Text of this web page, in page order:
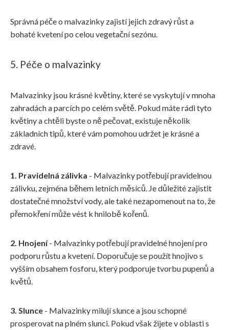
Správná péče o malvazinky zajistí jejich zdravý růst a
bohaté kvetení po celou vegetační sezónu.
5. Péče o malvazinky
Malvazinky jsou krásné květiny, které se vyskytují v mnoha
zahradách a parcích po celém světě. Pokud máte rádi tyto
květiny a chtěli byste o ně pečovat, existuje několik
základních tipů, které vám pomohou udržet je krásné a
zdravé.
1. Pravidelná zálivka - Malvazinky potřebují pravidelnou
zálivku, zejména během letních měsíců. Je důležité zajistit
dostatečné množství vody, ale také nezapomenout na to, že
přemokření může vést k hnilobě kořenů.
2. Hnojení- Malvazinky potřebují pravidelné hnojení pro
podporu růstu a kvetení. Doporučuje se použít hnojivo s
vyšším obsahem fosforu, který podporuje tvorbu pupenů a
květů.
3. Slunce - Malvazinky milují slunce a jsou schopné
prosperovat na plném slunci. Pokud však žijete v oblasti s